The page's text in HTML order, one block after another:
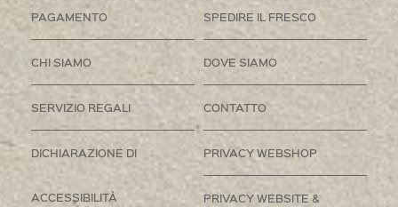
PAGAMENTO SPEDIRE IL FRESCO
CHI SIAMO DOVE SIAMO
SERVIZIO REGALI CONTATTO
DICHIARAZIONE DI
ACCESSIBILITÀ
PRIVACY WEBSHOP
PRIVACY WEBSITE &